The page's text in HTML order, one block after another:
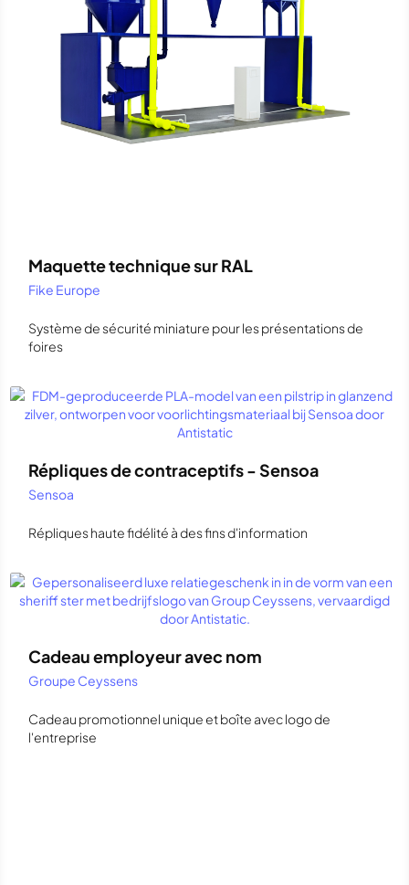
Maquette technique sur RAL
Fike Europe
Système de sécurité miniature pour les présentations de
foires
Répliques de contraceptifs - Sensoa
Sensoa
Répliques haute fidélité à des fins d'information
Cadeau employeur avec nom
Groupe Ceyssens
Cadeau promotionnel unique et boîte avec logo de
l'entreprise